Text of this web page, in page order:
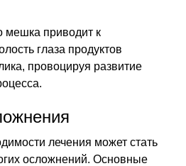
мешка приводит к
глаза продуктов
провоцируя развитие
лечения может стать
осложнений. Основные